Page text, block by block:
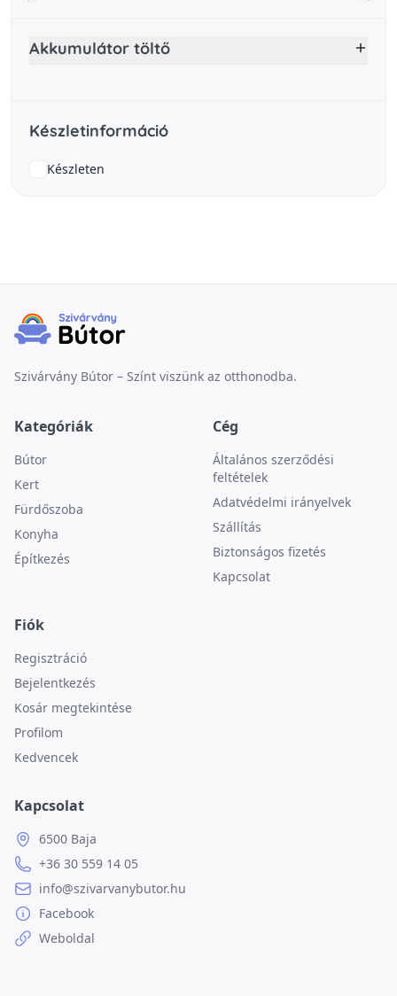
Akkumulátor töltő
Készletinformáció
Készleten
Szivárvány Bútor – Színt viszünk az otthonodba.
Kategóriák
Bútor
Kert
Fürdőszoba
Konyha
Építkezés
Cég
Általános szerződési
feltételek
Adatvédelmi irányelvek
Szállítás
Biztonságos fizetés
Kapcsolat
Fiók
Regisztráció
Bejelentkezés
Kosár megtekintése
Profilom
Kedvencek
Kapcsolat
6500 Baja
+36 30 559 14 05
info@szivarvanybutor.hu
Facebook
Weboldal